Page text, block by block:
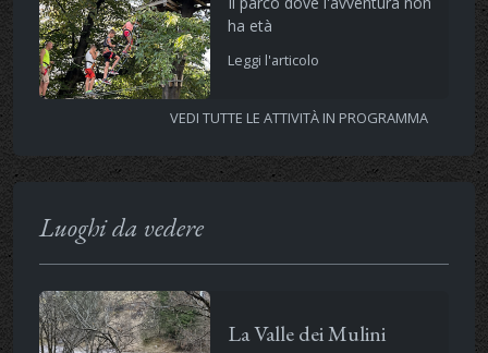
ha età
Leggi l'articolo
VEDI TUTTE LE ATTIVITÀ IN PROGRAMMA
Luoghi da vedere
La Valle dei Mulini